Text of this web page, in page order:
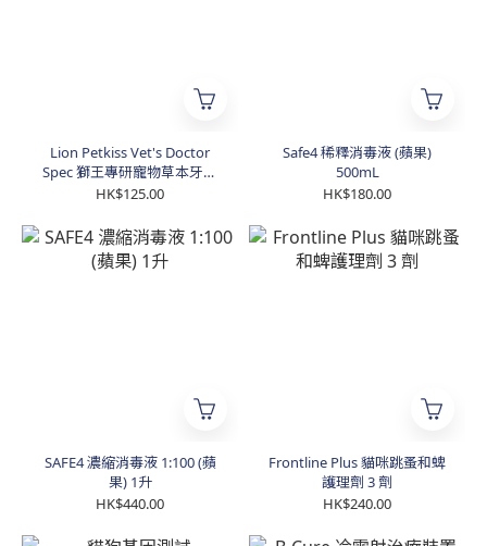
Lion Petkiss Vet's Doctor
Spec 獅王專研寵物草本牙膏
(雞肉風味) 40g
HK$125.00
Safe4 稀釋消毒液 (蘋果)
500mL
HK$180.00
SAFE4 濃縮消毒液 1:100 (蘋
果) 1升
HK$440.00
Frontline Plus 貓咪跳蚤和蜱
護理劑 3 劑
HK$240.00